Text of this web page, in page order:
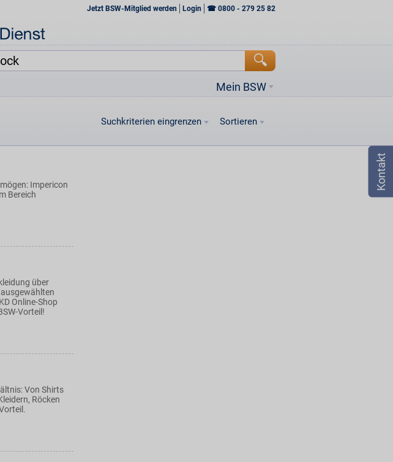
Jetzt BSW-Mitglied werden Login ☎ 0800 - 279 25 82
Mein BSW
Suchkriterien eingrenzen Sortieren
Impericon
Bereich
über
Online-Shop
Vorteil!
Von Shirts
Röcken